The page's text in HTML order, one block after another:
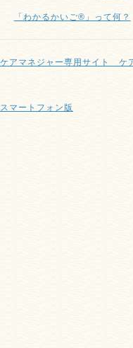
「わかるかいご®」って何？
ケアマネジャー専用サイト ケ
スマートフォン版